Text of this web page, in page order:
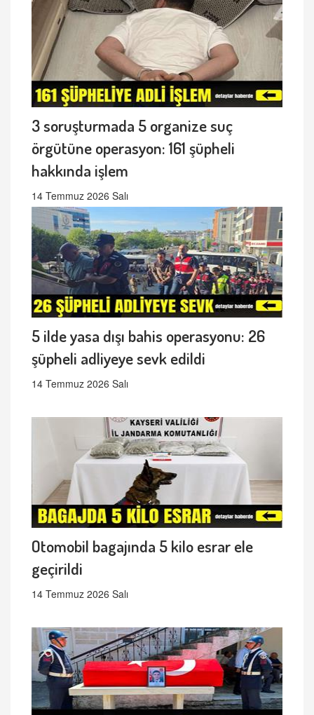
3 soruşturmada 5 organize suç
örgütüne operasyon: 161 şüpheli
hakkında işlem
14 Temmuz 2026 Salı
5 ilde yasa dışı bahis operasyonu: 26
şüpheli adliyeye sevk edildi
14 Temmuz 2026 Salı
Otomobil bagajında 5 kilo esrar ele
geçirildi
14 Temmuz 2026 Salı